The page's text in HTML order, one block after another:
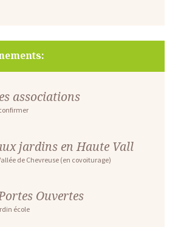
associations
jardins en Haute Vall
de Chevreuse (en covoiturage)
Ouvertes
école